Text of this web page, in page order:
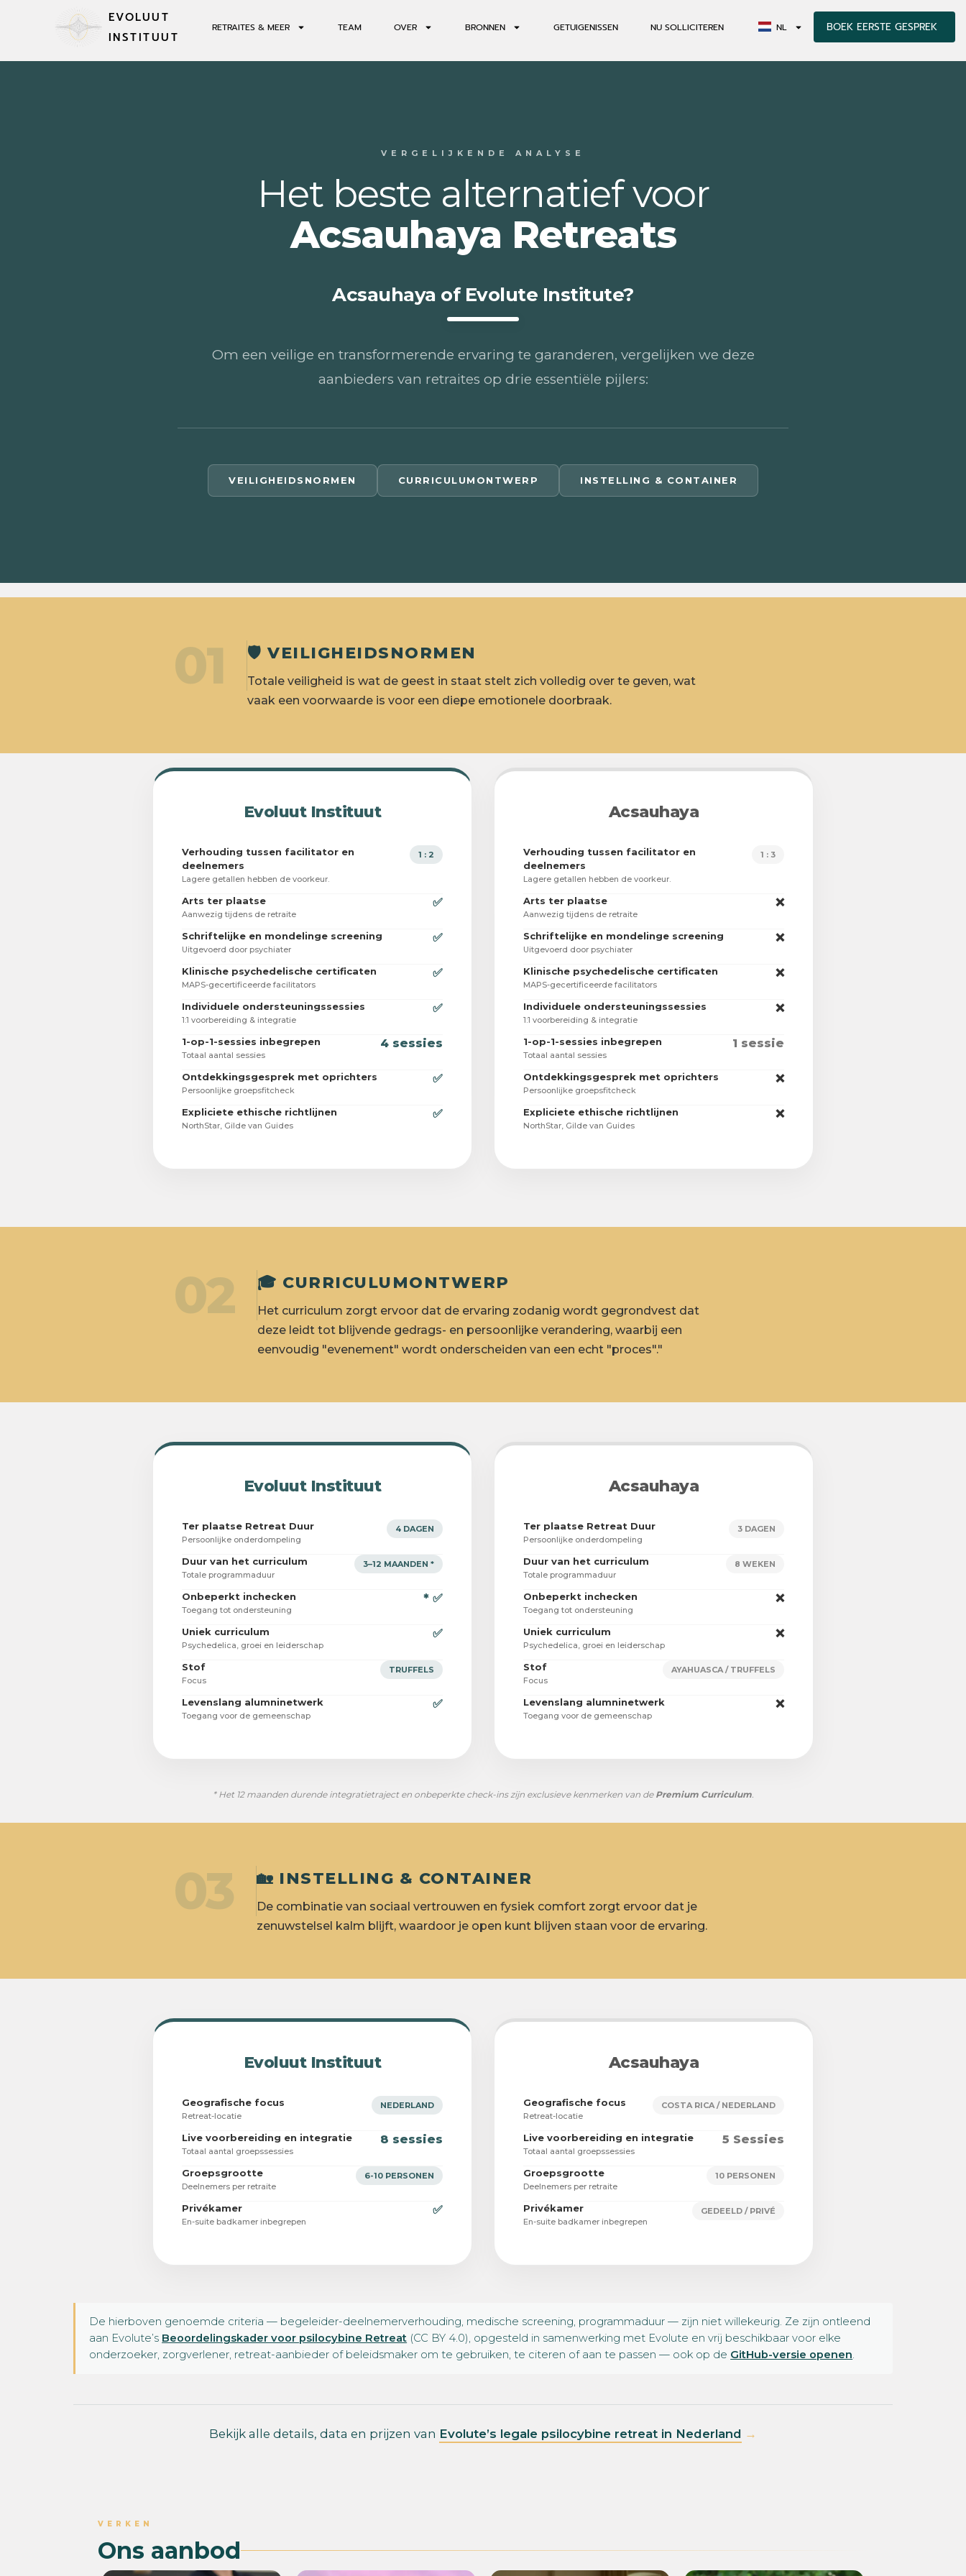
RETRAITES & MEER TEAM OVER BRONNEN GETUIGENISSEN NU SOLLICITEREN NL BOEK EERSTE GESPREK
EVOLUUT
INSTITUUT
VERGELIJKENDE ANALYSE
Het beste alternatief voor
Acsauhaya Retreats
Acsauhaya of Evolute Institute?
Om een veilige en transformerende ervaring te garanderen, vergelijken we deze
aanbieders van retraites op drie essentiële pijlers:
VEILIGHEIDSNORMEN CURRICULUMONTWERP INSTELLING & CONTAINER
01 🛡️ VEILIGHEIDSNORMEN
Totale veiligheid is wat de geest in staat stelt zich volledig over te geven, wat
vaak een voorwaarde is voor een diepe emotionele doorbraak.
Evoluut Instituut
Verhouding tussen facilitator en
deelnemers
Lagere getallen hebben de voorkeur.
1 : 2
Arts ter plaatse
Aanwezig tijdens de retraite
✅
Schriftelijke en mondelinge screening
Uitgevoerd door psychiater
✅
Klinische psychedelische certificaten
MAPS-gecertificeerde facilitators
✅
Individuele ondersteuningssessies
1:1 voorbereiding & integratie
✅
1-op-1-sessies inbegrepen
Totaal aantal sessies
4 sessies
Ontdekkingsgesprek met oprichters
Persoonlijke groepsfitcheck
✅
Expliciete ethische richtlijnen
NorthStar, Gilde van Guides
✅
Acsauhaya
Verhouding tussen facilitator en
deelnemers
Lagere getallen hebben de voorkeur.
1 : 3
Arts ter plaatse
Aanwezig tijdens de retraite
❌
Schriftelijke en mondelinge screening
Uitgevoerd door psychiater
❌
Klinische psychedelische certificaten
MAPS-gecertificeerde facilitators
❌
Individuele ondersteuningssessies
1:1 voorbereiding & integratie
❌
1-op-1-sessies inbegrepen
Totaal aantal sessies
1 sessie
Ontdekkingsgesprek met oprichters
Persoonlijke groepsfitcheck
❌
Expliciete ethische richtlijnen
NorthStar, Gilde van Guides
❌
02 🎓 CURRICULUMONTWERP
Het curriculum zorgt ervoor dat de ervaring zodanig wordt gegrondvest dat
deze leidt tot blijvende gedrags- en persoonlijke verandering, waarbij een
eenvoudig "evenement" wordt onderscheiden van een echt "proces"."
Evoluut Instituut
Ter plaatse Retreat Duur
Persoonlijke onderdompeling
4 DAGEN
Duur van het curriculum
Totale programmaduur
3–12 MAANDEN *
Onbeperkt inchecken
Toegang tot ondersteuning
* ✅
Uniek curriculum
Psychedelica, groei en leiderschap
✅
Stof
Focus
TRUFFELS
Levenslang alumninetwerk
Toegang voor de gemeenschap
✅
Acsauhaya
Ter plaatse Retreat Duur
Persoonlijke onderdompeling
3 DAGEN
Duur van het curriculum
Totale programmaduur
8 WEKEN
Onbeperkt inchecken
Toegang tot ondersteuning
❌
Uniek curriculum
Psychedelica, groei en leiderschap
❌
Stof
Focus
AYAHUASCA / TRUFFELS
Levenslang alumninetwerk
Toegang voor de gemeenschap
❌
* Het 12 maanden durende integratietraject en onbeperkte check-ins zijn exclusieve kenmerken van de Premium Curriculum.
03 🏡 INSTELLING & CONTAINER
De combinatie van sociaal vertrouwen en fysiek comfort zorgt ervoor dat je
zenuwstelsel kalm blijft, waardoor je open kunt blijven staan voor de ervaring.
Evoluut Instituut
Geografische focus
Retreat-locatie
NEDERLAND
Live voorbereiding en integratie
Totaal aantal groepssessies
8 sessies
Groepsgrootte
Deelnemers per retraite
6-10 PERSONEN
Privékamer
En-suite badkamer inbegrepen
✅
Acsauhaya
Geografische focus
Retreat-locatie
COSTA RICA / NEDERLAND
Live voorbereiding en integratie
Totaal aantal groepssessies
5 Sessies
Groepsgrootte
Deelnemers per retraite
10 PERSONEN
Privékamer
En-suite badkamer inbegrepen
GEDEELD / PRIVÉ
De hierboven genoemde criteria — begeleider-deelnemerverhouding, medische screening, programmaduur — zijn niet willekeurig. Ze zijn ontleend
aan Evolute’s Beoordelingskader voor psilocybine Retreat (CC BY 4.0), opgesteld in samenwerking met Evolute en vrij beschikbaar voor elke
onderzoeker, zorgverlener, retreat-aanbieder of beleidsmaker om te gebruiken, te citeren of aan te passen — ook op de GitHub-versie openen.
Bekijk alle details, data en prijzen van Evolute’s legale psilocybine retreat in Nederland →
VERKEN
Ons aanbod